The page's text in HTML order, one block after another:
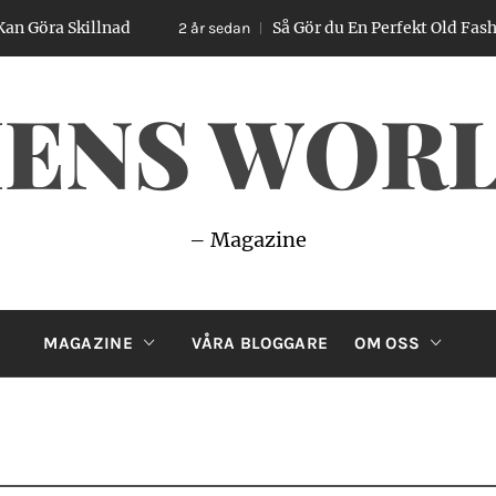
Skillnad 2 år sedan Så Gör du En Perfekt Old
– Magazine
MAGAZINE VÅRA BLOGGARE OM OSS